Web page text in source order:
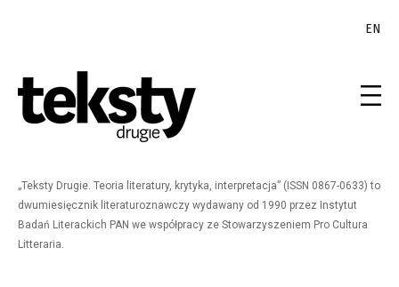
EN
„Teksty Drugie. Teoria literatury, krytyka, interpretacja” (ISSN 0867-0633) to
dwumiesięcznik literaturoznawczy wydawany od 1990 przez Instytut
Badań Literackich PAN we współpracy ze Stowarzyszeniem Pro Cultura
Litteraria.